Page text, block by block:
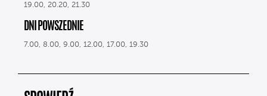
19.00, 20.20, 21.30
DNI POWSZEDNIE
7.00, 8.00, 9.00, 12.00, 17.00, 19.30